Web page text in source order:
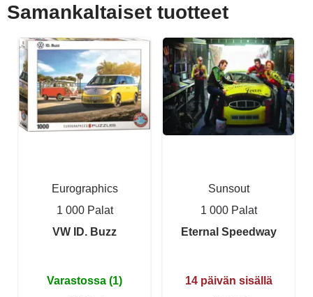
Samankaltaiset tuotteet
Eurographics
1 000 Palat
VW ID. Buzz
Varastossa (1)
Sunsout
1 000 Palat
Eternal Speedway
14 päivän sisällä